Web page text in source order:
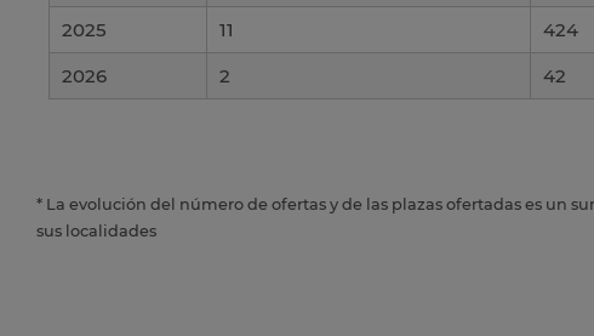
2025
11
424
2026
2 42
* La evolución del número de ofertas y de las plazas ofertadas es un
sus localidades